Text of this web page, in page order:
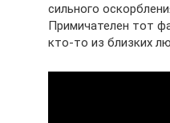
сильного
Примичателен тот
кто-то из близких